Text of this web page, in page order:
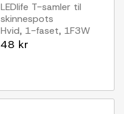
LEDlife T-samler til
skinnespots
Hvid, 1-faset, 1F3W
48 kr